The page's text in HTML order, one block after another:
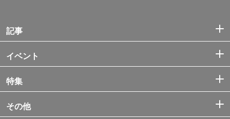
記事
イベント
特集
その他